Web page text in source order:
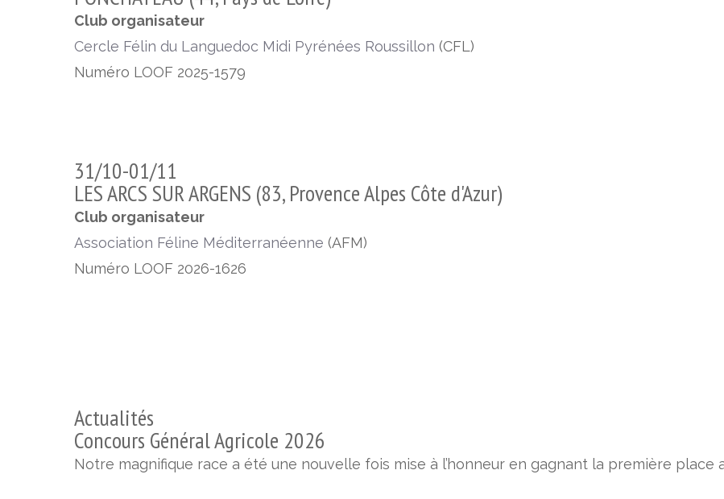
Club organisateur
Cercle Félin du Languedoc Midi Pyrénées Roussillon (CFL)
Numéro LOOF 2025-1579
31/10-01/11
LES ARCS SUR ARGENS (83, Provence Alpes Côte d'Azur)
Club organisateur
Association Féline Méditerranéenne (AFM)
Numéro LOOF 2026-1626
Actualités
Concours Général Agricole 2026
Notre magnifique race a été une nouvelle fois mise à l’honneur en gagnant la première place